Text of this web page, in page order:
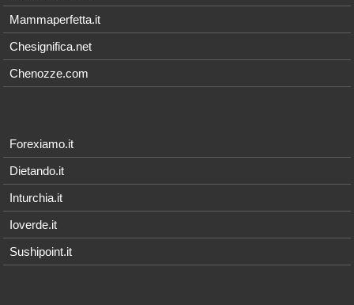
Mammaperfetta.it
Chesignifica.net
Chenozze.com
Forexiamo.it
Dietando.it
Inturchia.it
Ioverde.it
Sushipoint.it